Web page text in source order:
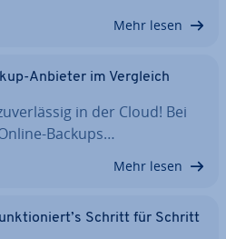
Mehr lesen
Anbieter im Vergleich
in der Cloud! Bei
Backups…
Mehr lesen
Schritt für Schritt